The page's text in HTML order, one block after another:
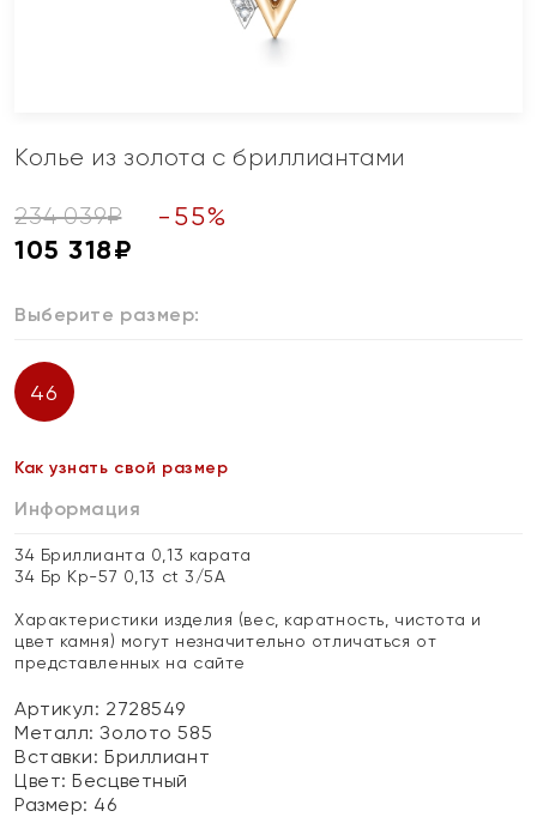
Колье из золота с бриллиантами
234 039₽ - 55%
105 318₽
Выберите размер:
46
Как узнать свой размер
Информация
34 Бриллианта 0,13 карата
34 Бр Кр-57 0,13 ct 3/5А
Характеристики изделия (вес, каратность, чистота и
цвет камня) могут незначительно отличаться от
представленных на сайте
Артикул: 2728549
Металл:Золото 585
Вставки:Бриллиант
Цвет:Бесцветный
Размер: 46